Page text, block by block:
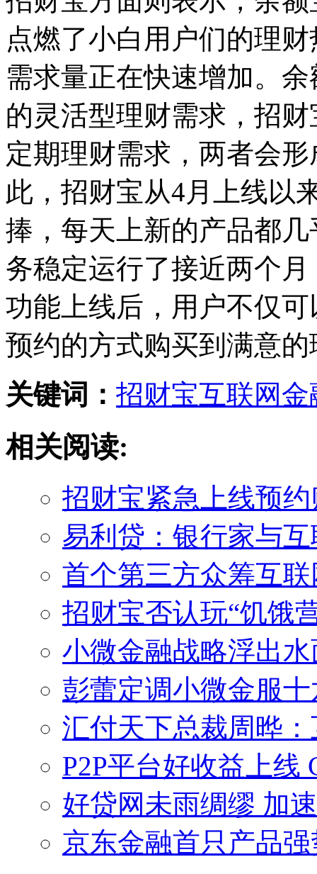
点燃了小白用户们的理
需求量正在快速增加。
的灵活型理财需求，招
定期理财需求，两者会
此，招财宝从4月上线以
捧，每天上新的产品都
务稳定运行了接近两个
功能上线后，用户不仅
预约的方式购买到满意
关键词： 招财宝互联网金
相关阅读:
招财宝紧急上线预
易利贷：银行家与
首个第三方众筹互
招财宝否认玩“饥饿
小微金融战略浮出
彭蕾定调小微金服
汇付天下总裁周晔
P2P平台好收益上线
好贷网未雨绸缪 加
京东金融首只产品